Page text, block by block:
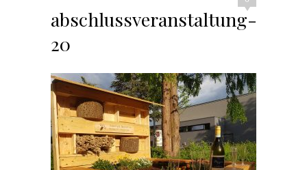
abschlussveranstaltung-
20